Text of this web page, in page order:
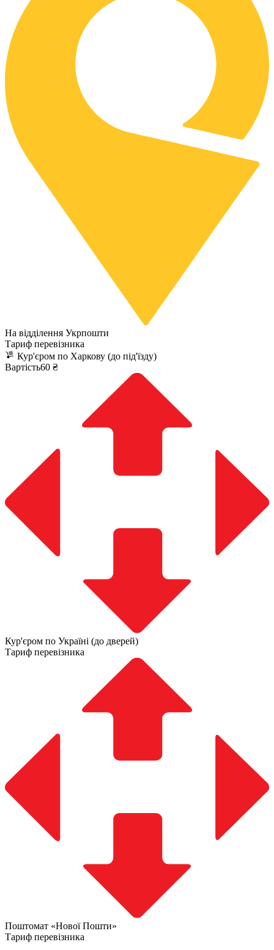
На відділення Укрпошти
Тариф перевізника
Кур'єром по Харкову (до під'їзду)
Вартість60 ₴
Кур'єром по Україні (до дверей)
Тариф перевізника
Поштомат «Нової Пошти»
Тариф перевізника